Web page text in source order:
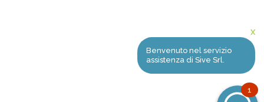
1
X
Benvenuto nel servizio
assistenza di Sive Srl.